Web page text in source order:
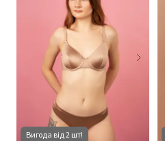
Вигода від 2 шт!